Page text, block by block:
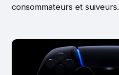
consommateurs et suiveurs.